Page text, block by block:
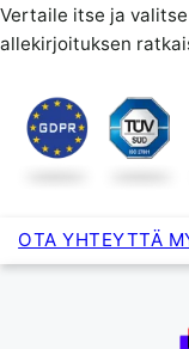
Vertaile itse ja
allekirjoituksen
OTA YHTEYTTÄ